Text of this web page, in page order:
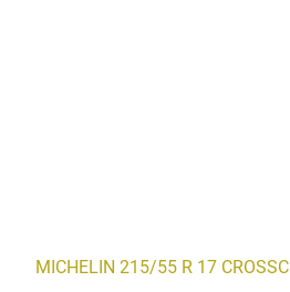
MICHELIN 215/55 R 17